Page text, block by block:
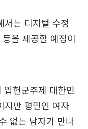
서는 디지털 수정
을 제공할 예정이
입헌군주제 대한민
지만 평민인 여자
없는 남자가 만나